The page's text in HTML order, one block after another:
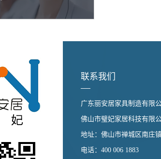
联系我们
广东丽安居家具制造有限
佛山市璧妃家居科技有限
地址：佛山市禅城区南庄
电话：400 006 1883